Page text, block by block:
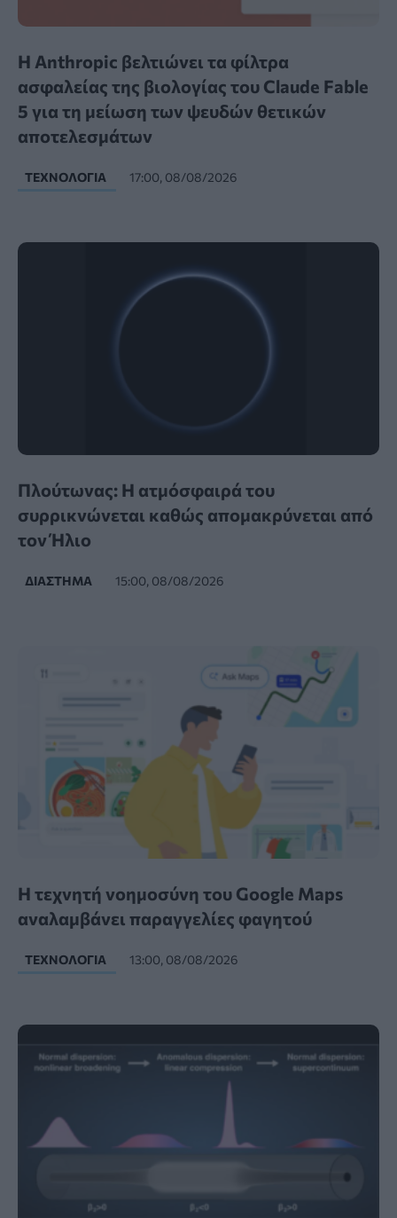
Η Anthropic βελτιώνει τα φίλτρα
ασφαλείας της βιολογίας του Claude Fable
5 για τη μείωση των ψευδών θετικών
αποτελεσμάτων
ΤΕΧΝΟΛΟΓΊΑ 17:00, 08/08/2026
Πλούτωνας: Η ατμόσφαιρά του
συρρικνώνεται καθώς απομακρύνεται από
τον Ήλιο
ΔΙΆΣΤΗΜΑ 15:00, 08/08/2026
Η τεχνητή νοημοσύνη του Google Maps
αναλαμβάνει παραγγελίες φαγητού
ΤΕΧΝΟΛΟΓΊΑ 13:00, 08/08/2026